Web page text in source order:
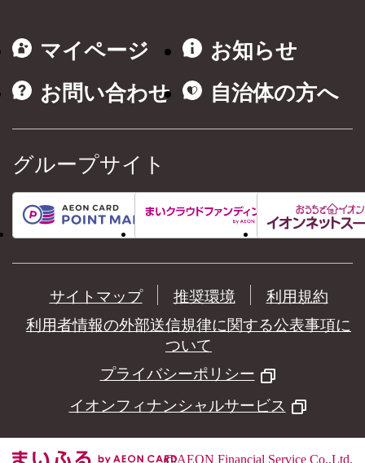
マイページ
お知らせ
お問い合わせ
自治体の方へ
グループサイト
サイトマップ 推奨環境
利用規約
利用者情報の外部送信規律に関する公表事項に
ついて
プライバシーポリシー
イオンフィナンシャルサービス
AEON Financial Service Co.,Ltd.